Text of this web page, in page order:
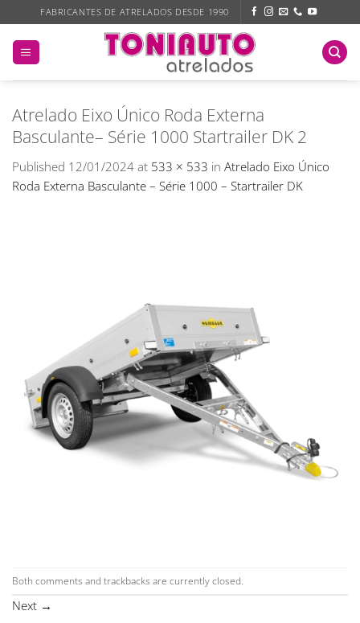
to
content
FABRICANTES DE ATRELADOS DESDE 1990
Atrelado Eixo Único Roda Externa
Basculante– Série 1000 Startrailer DK 2
Published 12/01/2024 at 533 × 533 in Atrelado Eixo Único
Roda Externa Basculante – Série 1000 – Startrailer DK
Both comments and trackbacks are currently closed.
Next →